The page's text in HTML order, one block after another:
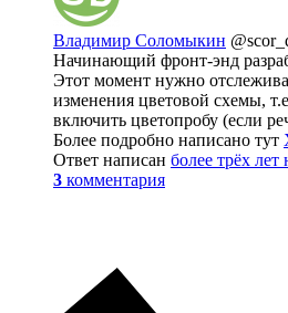
Владимир Соломыкин
Начинающий фронт-энд
Этот момент нужно
изменения цветовой схемы,
включить цветопробу (если
Более подробно написано тут
Ответ написан более трёх лет
3 комментария